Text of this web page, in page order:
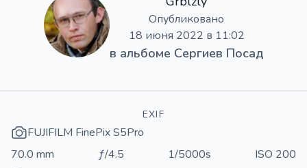
Опубликовано
18 июня 2022 в 11:02
в альбоме Сергиев Посад
EXIF
FUJIFILM FinePix S5Pro
70.0 mm
ƒ/4.5 1/5000s
ISO 200